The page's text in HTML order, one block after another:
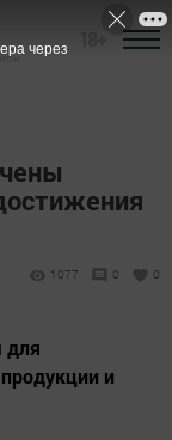
1077 0 0
для
и
через